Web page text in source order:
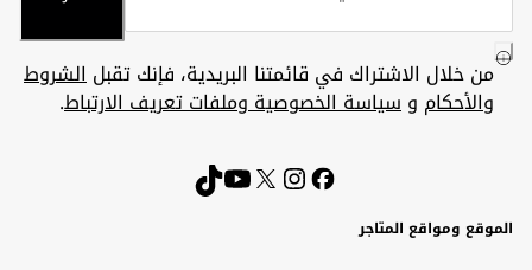
من خلال الاشتراك في قائمتنا البريدية، فإنك تقبلالشروط
والأحكام وسياسة الخصوصية وملفات تعريف الارتباط.
الموقع ومواقع المتاجر